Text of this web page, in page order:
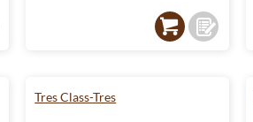
Tres Class-Tres